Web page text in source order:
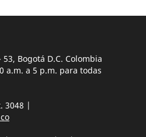
Bogotá D.C. Colombia
a.m. a 5 p.m. para todas
3048 |